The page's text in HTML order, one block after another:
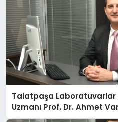
Talatpaşa Laboratuvarlar
Uzmanı Prof. Dr. Ahmet